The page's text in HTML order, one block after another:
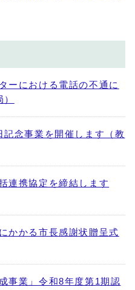
ーにおける電話の不通に
念事業を開催します（教
連携協定を締結します
かかる市長感謝状贈呈式
事業」令和8年度第1期認